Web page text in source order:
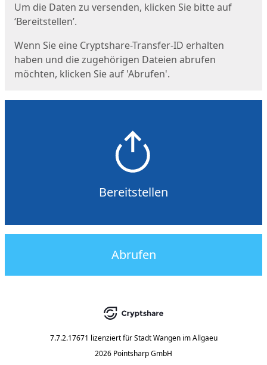
Um die Daten zu versenden, klicken Sie bitte auf
‘Bereitstellen’.
Wenn Sie eine Cryptshare-Transfer-ID erhalten
haben und die zugehörigen Dateien abrufen
möchten, klicken Sie auf 'Abrufen'.
Bereitstellen
Abrufen
7.7.2.17671 lizenziert für Stadt Wangen im Allgaeu
2026 Pointsharp GmbH